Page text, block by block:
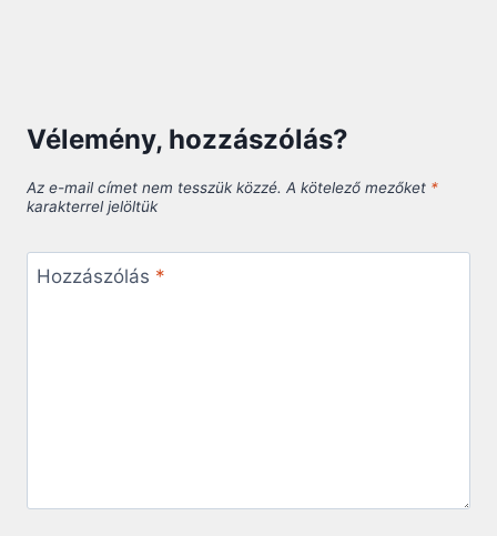
Vélemény, hozzászólás?
Az e-mail címet nem tesszük közzé. A kötelező mezőket *
karakterrel jelöltük
Hozzászólás *